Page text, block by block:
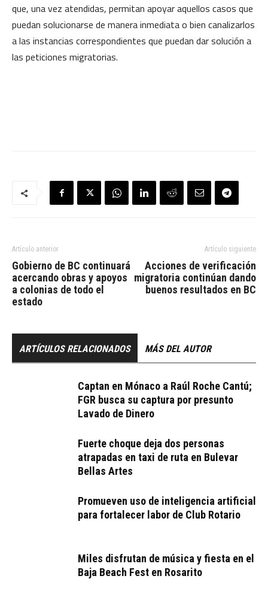
que, una vez atendidas, permitan apoyar aquellos casos que
puedan solucionarse de manera inmediata o bien canalizarlos
a las instancias correspondientes que puedan dar solución a
las peticiones migratorias.
Artículo anterior
Gobierno de BC continuará
acercando obras y apoyos
a colonias de todo el
estado
Artículo siguiente
Acciones de verificación
migratoria continúan dando
buenos resultados en BC
ARTÍCULOS RELACIONADOS MÁS DEL AUTOR
Captan en Mónaco a Raúl Roche Cantú;
FGR busca su captura por presunto
Lavado de Dinero
Fuerte choque deja dos personas
atrapadas en taxi de ruta en Bulevar
Bellas Artes
Promueven uso de inteligencia artificial
para fortalecer labor de Club Rotario
Miles disfrutan de música y fiesta en el
Baja Beach Fest en Rosarito